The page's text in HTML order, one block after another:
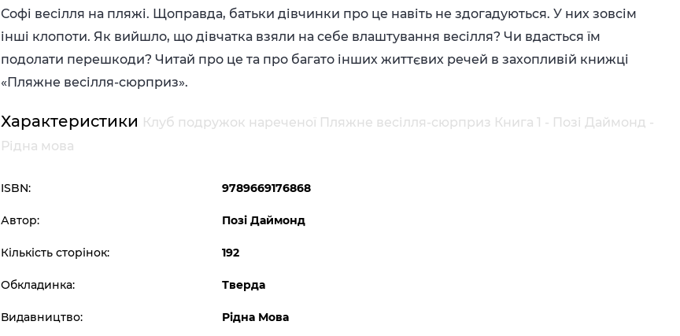
Софі весілля на пляжі. Щоправда, батьки дівчинки про це навіть не здогадуються. У них зовсім
інші клопоти. Як вийшло, що дівчатка взяли на себе влаштування весілля? Чи вдасться їм
подолати перешкоди? Читай про це та про багато інших життєвих речей в захопливій книжці
«Пляжне весілля-сюрприз».
Характеристики Клуб подружок нареченої Пляжне весілля-сюрприз Книга 1 - Позі Даймонд -
Рідна мова
ISBN: 9789669176868
Автор: Позі Даймонд
Кількість сторінок: 192
Обкладинка: Тверда
Видавництво: Рідна Мова